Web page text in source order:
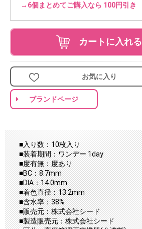
→6個まとめてご購入なら 100円引き
カートに入れる
お気に入り
ブランドページ
■入り数：10枚入り
■装着期間：ワンデー 1day
■度有無：度あり
■BC：8.7mm
■DIA：14.0mm
■着色直径：13.2mm
■含水率：38%
■販売元：株式会社シード
■製造販売元：株式会社シード